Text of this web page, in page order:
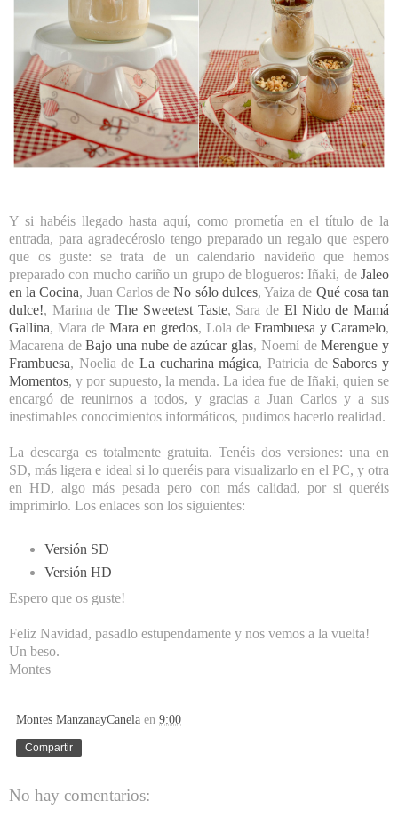
Y si habéis llegado hasta aquí, como prometía en el título de la
entrada, para agradecéroslo tengo preparado un regalo que espero
que os guste: se trata de un calendario navideño que hemos
preparado con mucho cariño un grupo de blogueros: Iñaki, de Jaleo
en la Cocina, Juan Carlos deNo sólo dulces, Yaiza de Qué cosa tan
dulce!, Marina deThe Sweetest Taste, Sara de El Nido de Mamá
Gallina, Mara de Mara en gredos, Lola de Frambuesa y Caramelo,
Macarena deBajo una nube de azúcar glas, Noemí deMerengue y
Frambuesa, Noelia de La cucharina mágica, Patricia de Sabores y
Momentos, y por supuesto, la menda. La idea fue de Iñaki, quien se
encargó de reunirnos a todos, y gracias a Juan Carlos y a sus
inestimables conocimientos informáticos, pudimos hacerlo realidad.
La descarga es totalmente gratuita. Tenéis dos versiones: una en
SD, más ligera e ideal si lo queréis para visualizarlo en el PC, y otra
en HD, algo más pesada pero con más calidad, por si queréis
imprimirlo. Los enlaces son los siguientes:
Versión SD
Versión HD
Espero que os guste!
Feliz Navidad, pasadlo estupendamente y nos vemos a la vuelta!
Un beso.
Montes
Montes ManzanayCanela en 9:00
Compartir
No hay comentarios: